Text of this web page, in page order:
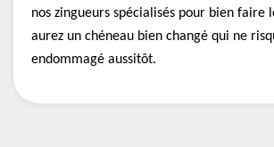
nos zingueurs spécialisés pour bien faire
aurez un chéneau bien changé qui ne
endommagé aussitôt.